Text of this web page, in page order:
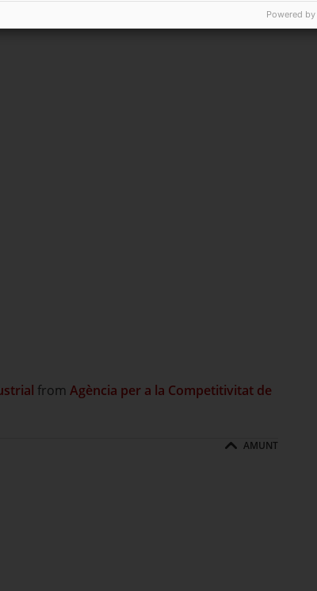
from Agència per a la Competitivitat de
AMUNT
Powered by